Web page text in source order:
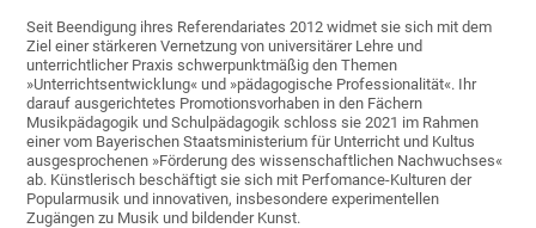
Seit Beendigung ihres Referendariates 2012 widmet sie sich mit dem
Ziel einer stärkeren Vernetzung von universitärer Lehre und
unterrichtlicher Praxis schwerpunktmäßig den Themen
»Unterrichtsentwicklung« und »pädagogische Professionalität«. Ihr
darauf ausgerichtetes Promotionsvorhaben in den Fächern
Musikpädagogik und Schulpädagogik schloss sie 2021 im Rahmen
einer vom Bayerischen Staatsministerium für Unterricht und Kultus
ausgesprochenen »Förderung des wissenschaftlichen Nachwuchses«
ab. Künstlerisch beschäftigt sie sich mit Perfomance-Kulturen der
Popularmusik und innovativen, insbesondere experimentellen
Zugängen zu Musik und bildender Kunst.